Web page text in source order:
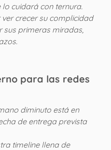
cuidará con ternura.
crecer su complicidad
sus primeras miradas,
para las redes
diminuto está en
de entrega prevista
timeline llena de